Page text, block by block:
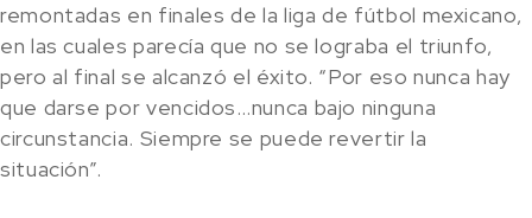
remontadas en finales de la liga de fútbol mexicano,
en las cuales parecía que no se lograba el triunfo,
pero al final se alcanzó el éxito. “Por eso nunca hay
que darse por vencidos…nunca bajo ninguna
circunstancia. Siempre se puede revertir la
situación”.